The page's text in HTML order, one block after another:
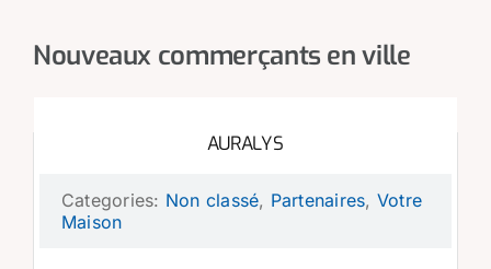
Nouveaux commerçants en ville
AURALYS
Categories: Non classé, Partenaires, Votre
Maison